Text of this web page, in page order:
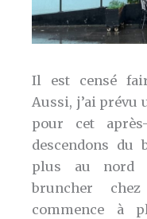
Il est censé
Aussi, j’ai prévu
pour cet
descendons
plus au nord
bruncher
commence à